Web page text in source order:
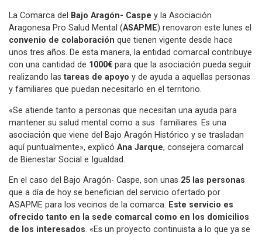
La Comarca del Bajo Aragón- Caspe y la Asociación
Aragonesa Pro Salud Mental (ASAPME) renovaron este lunes el
convenio de colaboración que tienen vigente desde hace
unos tres años. De esta manera, la entidad comarcal contribuye
con una cantidad de 1000€ para que la asociación pueda seguir
realizando las tareas de apoyo y de ayuda a aquellas personas
y familiares que puedan necesitarlo en el territorio.
«Se atiende tanto a personas que necesitan una ayuda para
mantener su salud mental como a sus familiares. Es una
asociación que viene del Bajo Aragón Histórico y se trasladan
aquí puntualmente», explicó Ana Jarque, consejera comarcal
de Bienestar Social e Igualdad.
En el caso del Bajo Aragón- Caspe, son unas 25 las personas
que a día de hoy se benefician del servicio ofertado por
ASAPME para los vecinos de la comarca. Este servicio es
ofrecido tanto en la sede comarcal como en los domicilios
de los interesados. «Es un proyecto continuista a lo que ya se